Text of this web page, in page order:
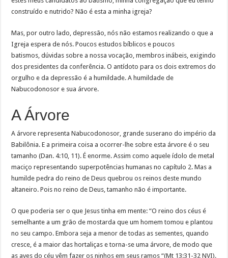
construído e nutrido? Não é esta a minha igreja?
Mas, por outro lado, depressão, nós não estamos realizando o que a
Igreja espera de nós. Poucos estudos bíblicos e poucos
batismos, dúvidas sobre a nossa vocação, membros inábeis, exigindo
dos presidentes da conferência. O antídoto para os dois extremos do
orgulho e da depressão é a humildade. A humildade de
Nabucodonosor e sua árvore.
A Árvore
A árvore representa Nabucodonosor, grande suserano do império da
Babilônia. E a primeira coisa a ocorrer-lhe sobre esta árvore é o seu
tamanho (Dan. 4:10, 11). É enorme. Assim como aquele ídolo de metal
maciço representando superpotências humanas no capítulo 2. Mas a
humilde pedra do reino de Deus quebrou os reinos deste mundo
altaneiro. Pois no reino de Deus, tamanho não é importante.
O que poderia ser o que Jesus tinha em mente: “O reino dos céus é
semelhante a um grão de mostarda que um homem tomou e plantou
no seu campo. Embora seja a menor de todas as sementes, quando
cresce, é a maior das hortaliças e torna-se uma árvore, de modo que
as aves do céu vêm fazer os ninhos em seus ramos “(Mt 13:31-32 NVI).